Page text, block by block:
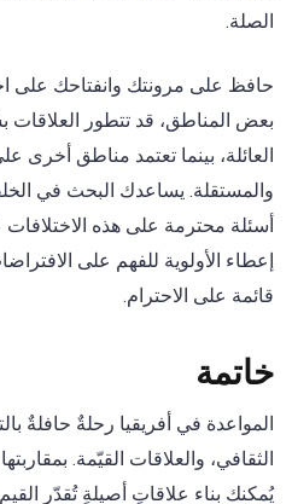
الصلة.
حافظ على مرونتك وانفتاحك على
بعض المناطق، قد تتطور
العائلة، بينما تعتمد مناطق أخرى
والمستقلة. يساعدك البحث في
أسئلة محترمة على هذه الاختلافات
إعطاء الأولوية للفهم على
قائمة على الاحترام.
خاتمة
المواعدة في أفريقيا رحلةٌ حافلةٌ
الثقافي، والعلاقات القيّمة.
يُمكنك بناء علاقاتٍ أصيلةٍ تُقدّر